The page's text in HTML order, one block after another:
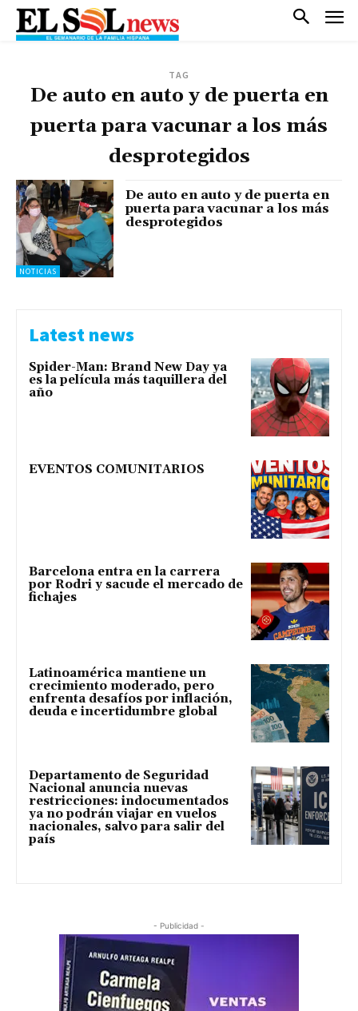
TAG
De auto en auto y de puerta en
puerta para vacunar a los más
desprotegidos
NOTICIAS
De auto en auto y de puerta en
puerta para vacunar a los más
desprotegidos
Latest news
Spider-Man: Brand New Day ya
es la película más taquillera del
año
EVENTOS COMUNITARIOS
Barcelona entra en la carrera
por Rodri y sacude el mercado de
fichajes
Latinoamérica mantiene un
crecimiento moderado, pero
enfrenta desafíos por inflación,
deuda e incertidumbre global
Departamento de Seguridad
Nacional anuncia nuevas
restricciones: indocumentados
ya no podrán viajar en vuelos
nacionales, salvo para salir del
país
- Publicidad -